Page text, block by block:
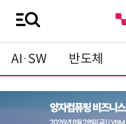
AI·SW 반도체